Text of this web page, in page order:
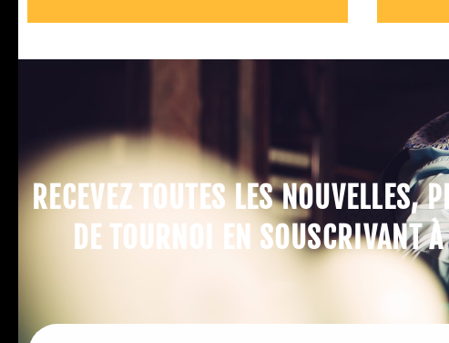
RECEVEZ TOUTES LES NOUVELLES,
DE TOURNOI EN SOUSCRIVANT